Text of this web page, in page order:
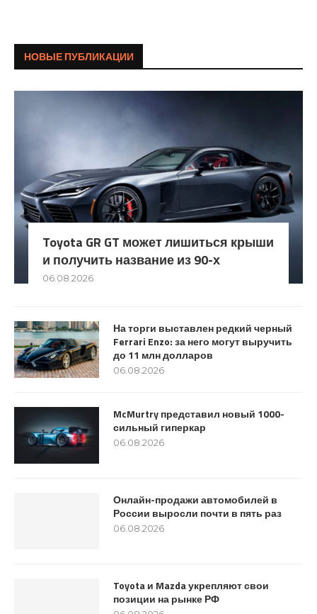
НОВЫЕ ПУБЛИКАЦИИ
Toyota GR GT может лишиться крыши
и получить название из 90-х
06.08.2026
На торги выставлен редкий черный
Ferrari Enzo: за него могут выручить
до 11 млн долларов
06.08.2026
McMurtry представил новый 1000-
сильный гиперкар
06.08.2026
Онлайн-продажи автомобилей в
России выросли почти в пять раз
06.08.2026
Toyota и Mazda укрепляют свои
позиции на рынке РФ